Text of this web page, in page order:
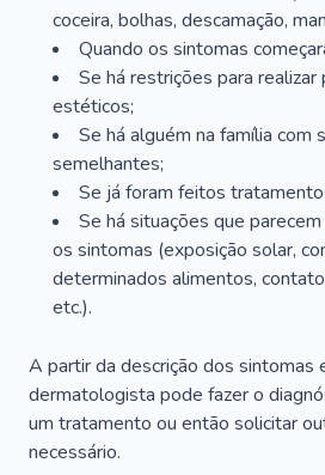
coceira, bolhas, descamação,
Quando os sintomas
Se há restrições para
estéticos;
Se há alguém na família com
semelhantes;
Se já foram feitos
Se há situações que
os sintomas (exposição solar,
determinados alimentos,
etc.).
A partir da descrição dos sintomas
dermatologista pode fazer o
um tratamento ou então solicitar
necessário.